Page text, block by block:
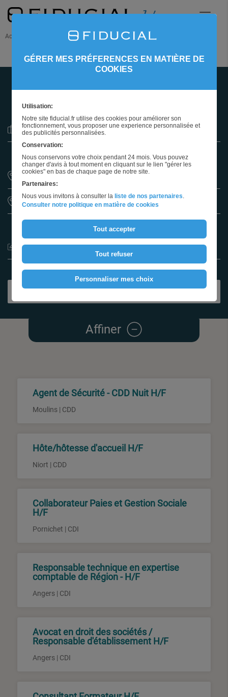
Accueil Nos offres d'emploi
Sélectionnez un métier
Sélectionnez une région
Type de contrat
Rechercher
Affiner
Agent de Sécurité - CDD Nuit H/F
Moulins | CDD
Hôte/hôtesse d'accueil H/F
Niort | CDD
Collaborateur Paies et Gestion Sociale
H/F
Pornichet | CDI
Responsable technique en expertise
comptable de Région - H/F
Angers | CDI
Avocat en droit des sociétés /
Responsable d'établissement H/F
Angers | CDI
GÉRER MES PRÉFERENCES EN MATIÈRE DE
COOKIES
Utilisation:
Notre site fiducial.fr utilise des cookies pour améliorer son
fonctionnement, vous proposer une experience personnalisée et
des publicités personnalisées.
Conservation:
Nous conservons votre choix pendant 24 mois. Vous pouvez
changer d'avis à tout moment en cliquant sur le lien "gérer les
cookies" en bas de chaque page de notre site.
Partenaires:
Nous vous invitons à consulter la liste de nos partenaires.
Consulter notre politique en matière de cookies
Tout accepter
Tout refuser
Personnaliser mes choix